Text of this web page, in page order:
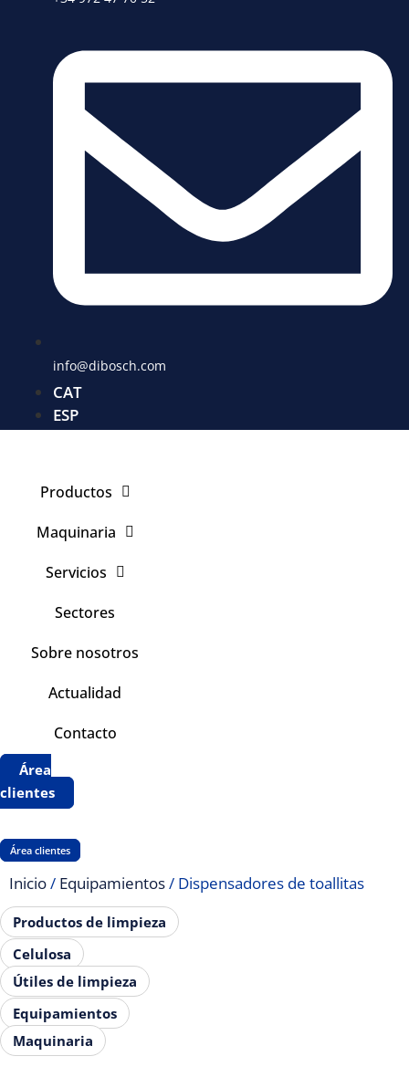
info@dibosch.com
CAT
ESP
Productos
Maquinaria
Servicios
Sectores
Sobre nosotros
Actualidad
Contacto
Área
clientes
Área clientes
Inicio/ Equipamientos/ Dispensadores de toallitas
Productos de limpieza
Celulosa
Útiles de limpieza
Equipamientos
Maquinaria